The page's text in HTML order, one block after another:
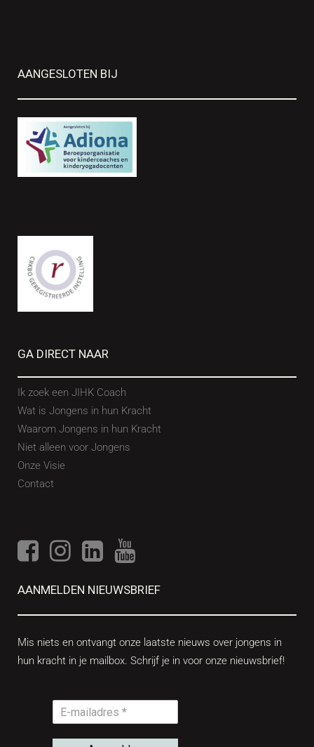
AANGESLOTEN BIJ
GA DIRECT NAAR
Ik zoek een JIHK Coach
Wat is Jongens in hun Kracht
Waarom Jongens in hun Kracht
Niet alleen voor Jongens
Onze Visie
Contact
AANMELDEN NIEUWSBRIEF
Mis niets en ontvangt onze laatste nieuws over jongens in
hun kracht in je mailbox. Schrijf je in voor onze nieuwsbrief!